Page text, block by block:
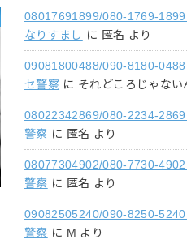
08017691899/080-1769-1899
なりすまし に 匿名 より
09081800488/090-8180-
セ警察 に それどころじゃない
08022342869/080-2234-2869
警察 に 匿名 より
08077304902/080-7730-4902
警察 に 匿名 より
09082505240/090-8250-5240
警察 に M より